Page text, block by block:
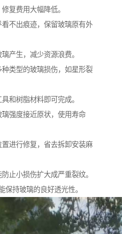
复费用大幅降低。
不出痕迹，保留玻璃原有外
产生，减少资源浪费。
类型的玻璃损伤，如星形裂
和树脂材料即可完成。
强度接近原状，使用寿命
进行修复，省去拆卸安装麻
止小损伤扩大成严重裂纹。
保持玻璃的良好透光性。